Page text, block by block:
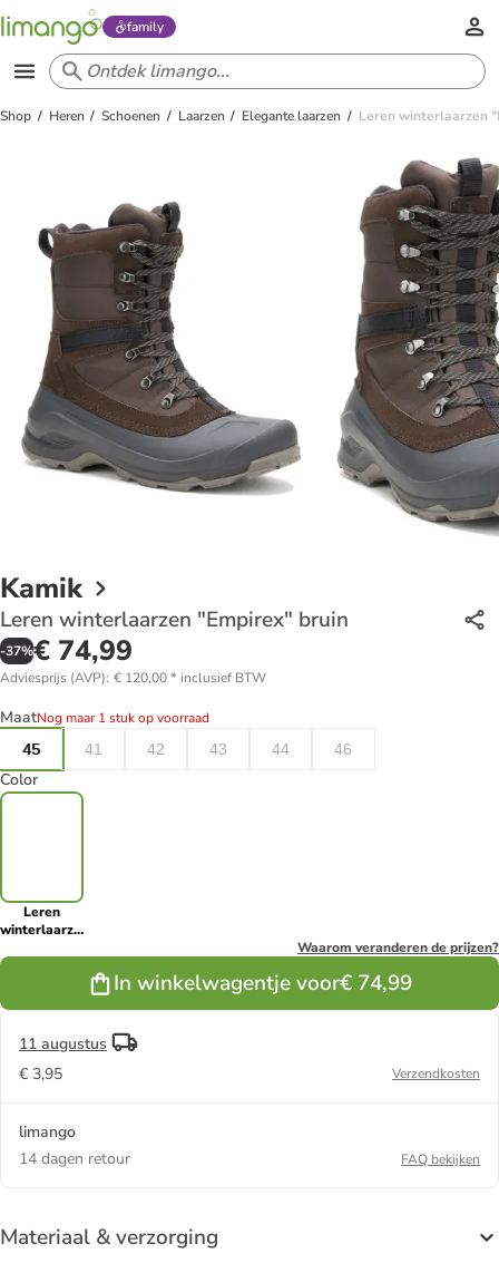
family
Shop Heren Schoenen Laarzen Elegante laarzen Leren winterlaarzen
Kamik
Leren winterlaarzen "Empirex" bruin
-37%€ 74,99
Adviesprijs (AVP): € 120,00* inclusief BTW
MaatNog maar 1 stuk op voorraad
45
41 42 43 44 46
Color
Leren
winterlaarzen
Waarom veranderen de prijzen?
In winkelwagentje voor€ 74,99
11 augustus
€ 3,95
Verzendkosten
limango
14 dagen retour
FAQ bekijken
Materiaal & verzorging